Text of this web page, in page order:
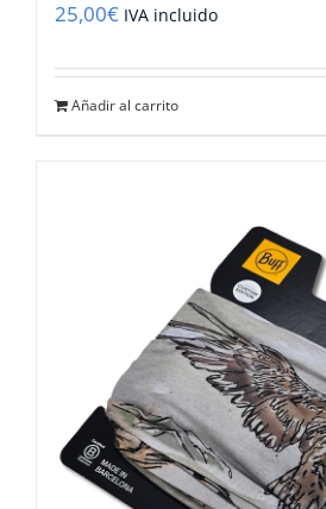
25,00€ IVA incluido
Añadir al carrito